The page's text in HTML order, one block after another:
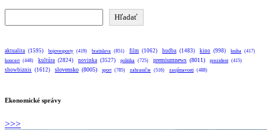
Hľadať
aktualita (1595) bojovesporty (419) bratislava (851) film (1062) hudba (1483) kino (998) kniha (417)
koncert (448) kultúra (2824) novinka (3527) politika (725) premiumnews (8011) prezident (415)
showbiznis (1612) slovensko (8005) sport (785) zahraničie (516) zaujímavosti (488)
Ekonomické správy
>>>